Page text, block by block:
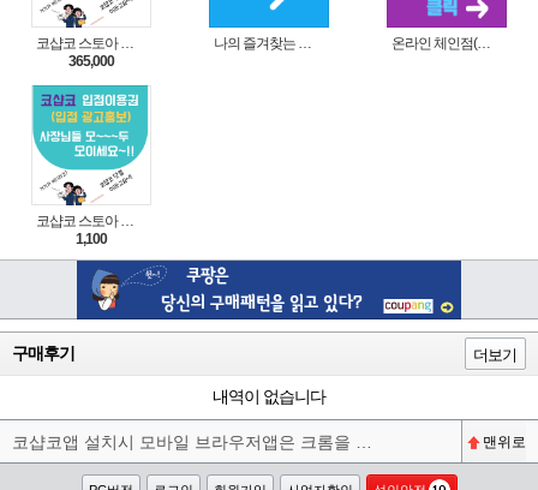
365,000
온라인 체인점(가맹점) 분양순서(필독)
코샵코 스토아 입점 1일 이용권
1,100
구매후기 더보기
내역이 없습니다
맨위로